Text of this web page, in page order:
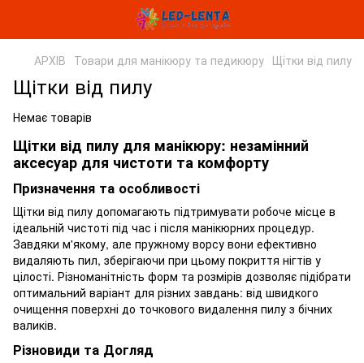
АРХІВ Товари для манікюру та педикюру Щітки від пилу
Щітки від пилу
Немає товарів
Щітки від пилу для манікюру: незамінний
аксесуар для чистоти та комфорту
Призначення та особливості
Щітки від пилу допомагають підтримувати робоче місце в
ідеальній чистоті під час і після манікюрних процедур.
Завдяки м'якому, але пружному ворсу вони ефективно
видаляють пил, зберігаючи при цьому покриття нігтів у
цілості. Різноманітність форм та розмірів дозволяє підібрати
оптимальний варіант для різних завдань: від швидкого
очищення поверхні до точкового видалення пилу з бічних
валиків.
Різновиди та Догляд